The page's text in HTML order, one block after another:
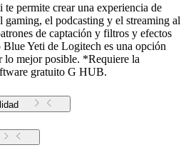
permite crear una experiencia de
el podcasting y el streaming al
de captación y filtros y efectos
Yeti de Logitech es una opción
lo mejor posible. *Requiere la
gratuito G HUB.